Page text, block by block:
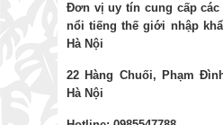
Đơn vị uy tín cung cấp các
nổi tiếng thế giới nhập
Hà Nội
22 Hàng Chuối, Phạm
Hà Nội